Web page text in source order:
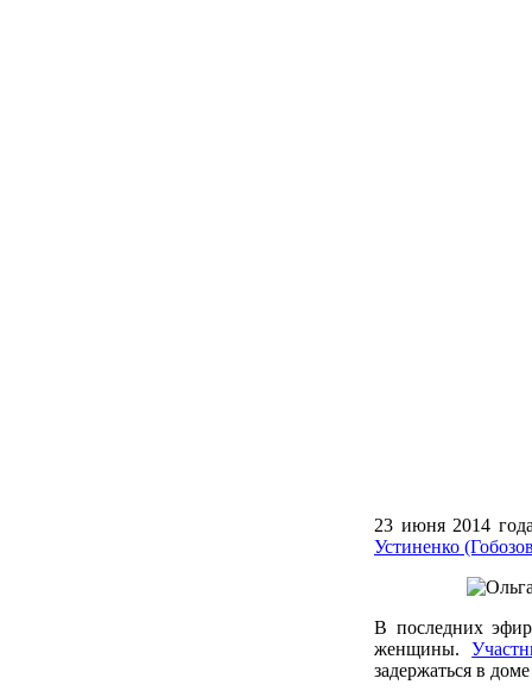
23 июня 2014
Устиненко
В последних
женщины.
задержаться в